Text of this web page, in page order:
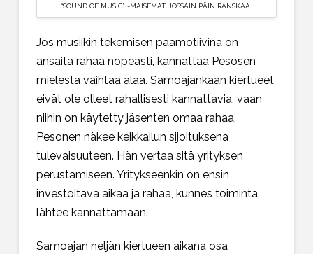
“SOUND OF MUSIC” -MAISEMAT JOSSAIN PÄIN RANSKAA.
Jos musiikin tekemisen päämotiivina on
ansaita rahaa nopeasti, kannattaa Pesosen
mielestä vaihtaa alaa. Samoajankaan kiertueet
eivät ole olleet rahallisesti kannattavia, vaan
niihin on käytetty jäsenten omaa rahaa.
Pesonen näkee keikkailun sijoituksena
tulevaisuuteen. Hän vertaa sitä yrityksen
perustamiseen. Yritykseenkin on ensin
investoitava aikaa ja rahaa, kunnes toiminta
lähtee kannattamaan.
Samoajan neljän kiertueen aikana osa